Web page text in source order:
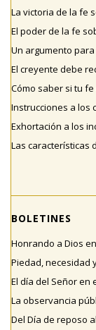
La victoria de la fe
El poder de la fe
Un argumento
El creyente debe
Cómo saber si tu
Instrucciones a los
Exhortación a los
Las características
BOLETINES
Honrando a Dios
Piedad, necesidad
El día del Señor en
La observancia
Del Día de reposo